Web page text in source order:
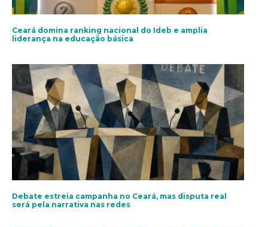
Ceará domina ranking nacional do Ideb e amplia
liderança na educação básica
Debate estreia campanha no Ceará, mas disputa real
será pela narrativa nas redes